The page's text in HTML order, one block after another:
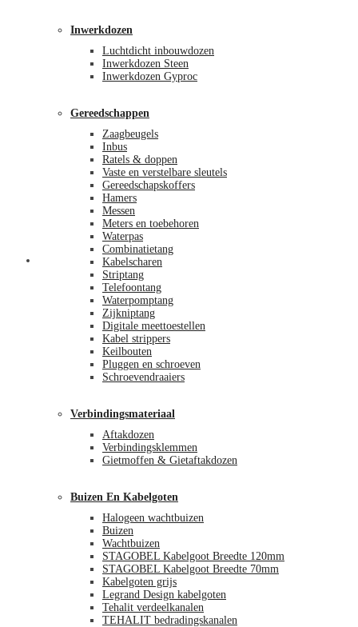
Inwerkdozen
Luchtdicht inbouwdozen
Inwerkdozen Steen
Inwerkdozen Gyproc
Gereedschappen
Zaagbeugels
Inbus
Ratels & doppen
Vaste en verstelbare sleutels
Gereedschapskoffers
Hamers
Messen
Meters en toebehoren
Waterpas
Combinatietang
Kabelscharen
Striptang
Telefoontang
Waterpomptang
Zijkniptang
Digitale meettoestellen
Kabel strippers
Keilbouten
Pluggen en schroeven
Schroevendraaiers
Verbindingsmateriaal
Aftakdozen
Verbindingsklemmen
Gietmoffen & Gietaftakdozen
Buizen En Kabelgoten
Halogeen wachtbuizen
Buizen
Wachtbuizen
STAGOBEL Kabelgoot Breedte 120mm
STAGOBEL Kabelgoot Breedte 70mm
Kabelgoten grijs
Legrand Design kabelgoten
Tehalit verdeelkanalen
TEHALIT bedradingskanalen